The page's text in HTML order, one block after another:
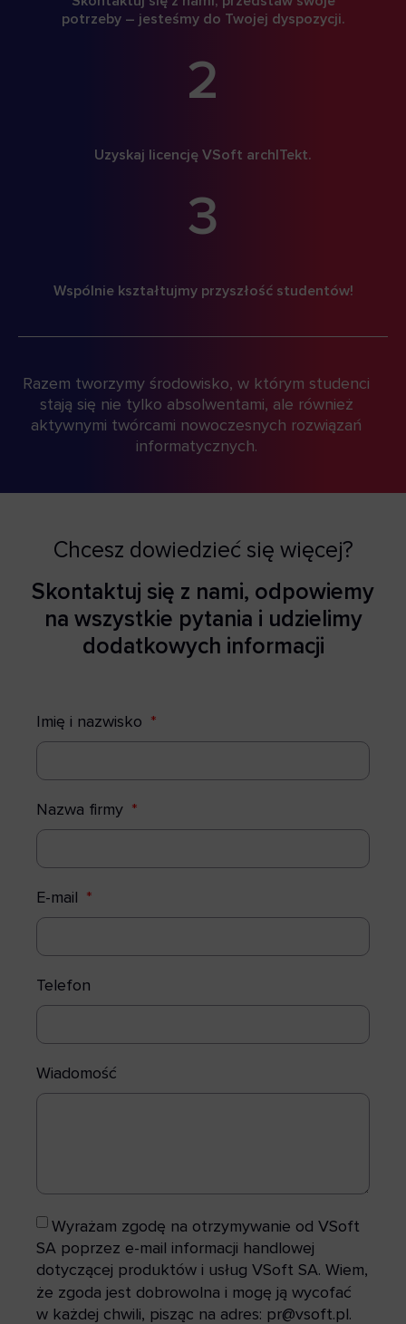
potrzeby – jesteśmy do Twojej dyspozycji.
2
Uzyskaj licencję VSoft archITekt.
3
Wspólnie kształtujmy przyszłość studentów!
Razem tworzymy środowisko, w którym studenci
stają się nie tylko absolwentami, ale również
aktywnymi twórcami nowoczesnych rozwiązań
informatycznych.
Chcesz dowiedzieć się więcej?
Skontaktuj się z nami, odpowiemy
na wszystkie pytania i udzielimy
dodatkowych informacji
Imię i nazwisko
Nazwa firmy
E-mail
Telefon
Wiadomość
Wyrażam zgodę na otrzymywanie od VSoft
SA poprzez e-mail informacji handlowej
dotyczącej produktów i usług VSoft SA. Wiem,
że zgoda jest dobrowolna i mogę ją wycofać
w każdej chwili, pisząc na adres: pr@vsoft.pl.